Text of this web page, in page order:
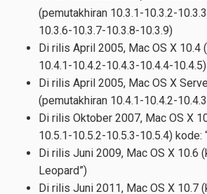
(pemutakhiran 10.3.1-10.3.2-
10.3.6-10.3.7-10.3.8-10.3.9)
Di rilis April 2005, Mac OS X 10.4
10.4.1-10.4.2-10.4.3-10.4.4-
Di rilis April 2005, Mac OS X
(pemutakhiran 10.4.1-10.4.2-
Di rilis Oktober 2007, Mac OS X
10.5.1-10.5.2-10.5.3-10.5.4) kode:
Di rilis Juni 2009, Mac OS X 10.6
Leopard”)
Di rilis Juni 2011, Mac OS X 10.7